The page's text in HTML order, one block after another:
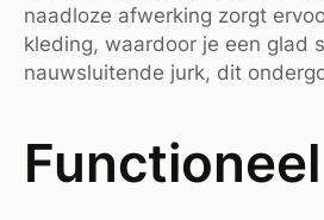
naadloze afwerking zorgt
kleding, waardoor je een glad
nauwsluitende jurk, dit